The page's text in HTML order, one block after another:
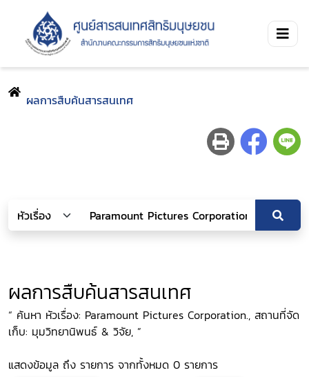
ผลการสืบค้นสารสนเทศ
ผลการสืบค้นสารสนเทศ
“ ค้นหา หัวเรื่อง: Paramount Pictures Corporation., สถานที่จัด
เก็บ: มุมวิทยานิพนธ์ & วิจัย, ”
แสดงข้อมูล ถึง รายการ จากทั้งหมด 0 รายการ